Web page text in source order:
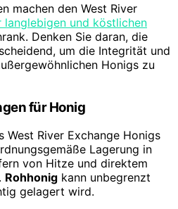
machen den West River
langlebigen und köstlichen
Denken Sie daran, die
um die Integrität und
Honigs zu
für Honig
West River Exchange Honigs
Lagerung in
von Hitze und direktem
Rohhonig kann unbegrenzt
gelagert wird.